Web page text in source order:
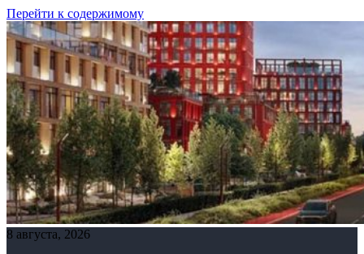
Перейти к содержимому
8 августа, 2026